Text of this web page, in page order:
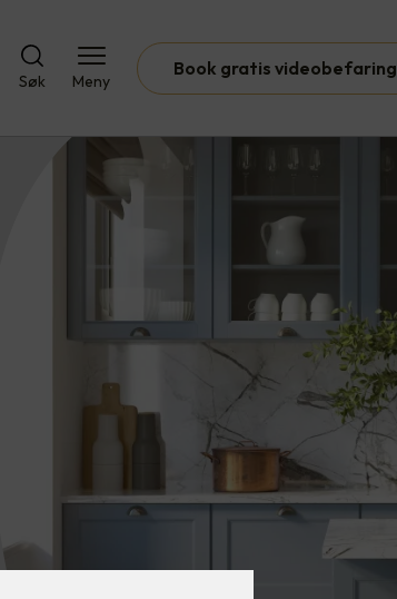
Søk Meny
Book gratis videobefaring